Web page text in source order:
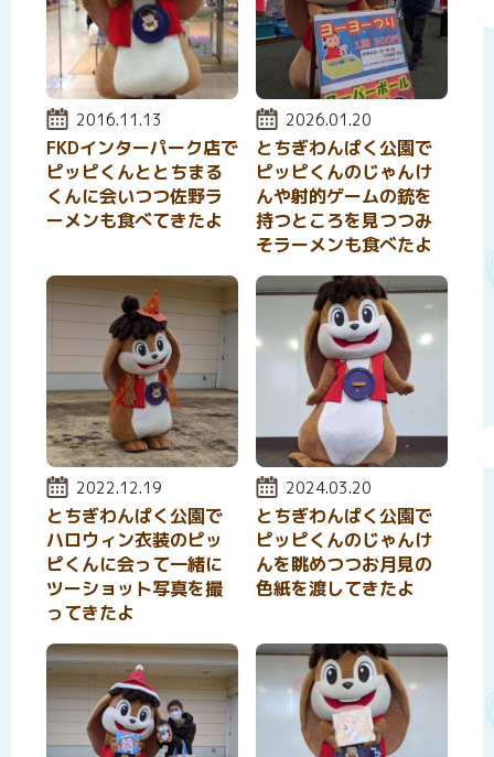
投稿日:
2016.11.13
FKDインターパーク店で
ピッピくんととちまる
くんに会いつつ佐野ラ
ーメンも食べてきたよ
投稿日:
2026.01.20
とちぎわんぱく公園で
ピッピくんのじゃんけ
んや射的ゲームの銃を
持つところを見つつみ
そラーメンも食べたよ
投稿日:
2022.12.19
とちぎわんぱく公園で
ハロウィン衣装のピッ
ピくんに会って一緒に
ツーショット写真を撮
ってきたよ
投稿日:
2024.03.20
とちぎわんぱく公園で
ピッピくんのじゃんけ
んを眺めつつお月見の
色紙を渡してきたよ